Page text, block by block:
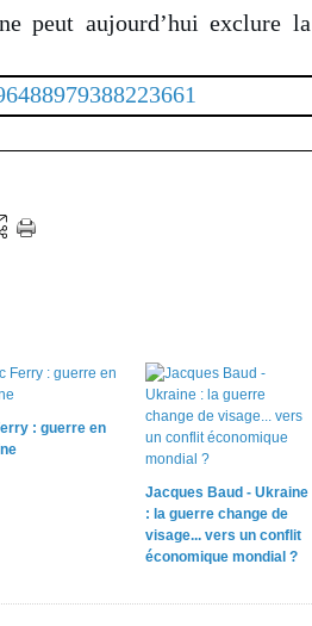
peut aujourd’hui exclure la
: guerre en
Jacques Baud - Ukraine
: la guerre change de
visage... vers un conflit
économique mondial ?